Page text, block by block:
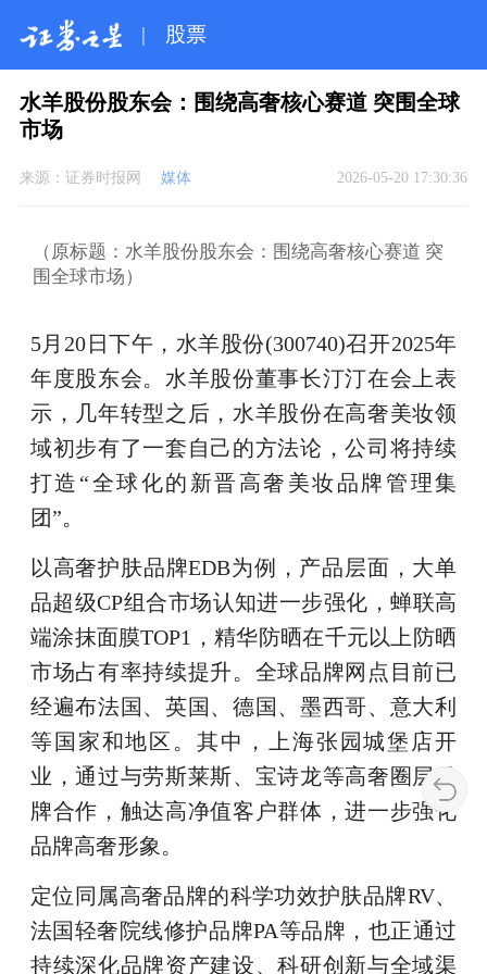
| 股票
水羊股份股东会：围绕高奢核心赛道 突围全球
市场
来源： 证券时报网 媒体 2026-05-20 17:30:36
（原标题：水羊股份股东会：围绕高奢核心赛道 突
围全球市场）
5月20日下午，水羊股份(300740)召开2025年
年度股东会。水羊股份董事长汀汀在会上表
示，几年转型之后，水羊股份在高奢美妆领
域初步有了一套自己的方法论，公司将持续
打造“全球化的新晋高奢美妆品牌管理集
团”。
以高奢护肤品牌EDB为例，产品层面，大单
品超级CP组合市场认知进一步强化，蝉联高
端涂抹面膜TOP1，精华防晒在千元以上防晒
市场占有率持续提升。全球品牌网点目前已
经遍布法国、英国、德国、墨西哥、意大利
等国家和地区。其中，上海张园城堡店开
业，通过与劳斯莱斯、宝诗龙等高奢圈层品
牌合作，触达高净值客户群体，进一步强化
品牌高奢形象。
定位同属高奢品牌的科学功效护肤品牌RV、
法国轻奢院线修护品牌PA等品牌，也正通过
持续深化品牌资产建设、科研创新与全域渠